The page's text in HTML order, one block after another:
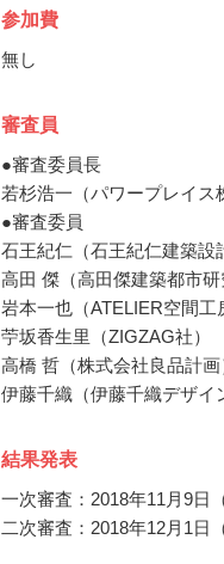
参加費
無し
審査員
●審査委員長
若杉浩一（パワープレイス
●審査委員
石王紀仁（石王紀仁建築設
高田 傑（高田傑建築都市研
岩本一也（ATELIER空間工
苧坂香生里（ZIGZAG社）
高橋 哲（株式会社良品計画
伊藤千織（伊藤千織デザイ
結果発表
一次審査：2018年11月9日
二次審査：2018年12月1日